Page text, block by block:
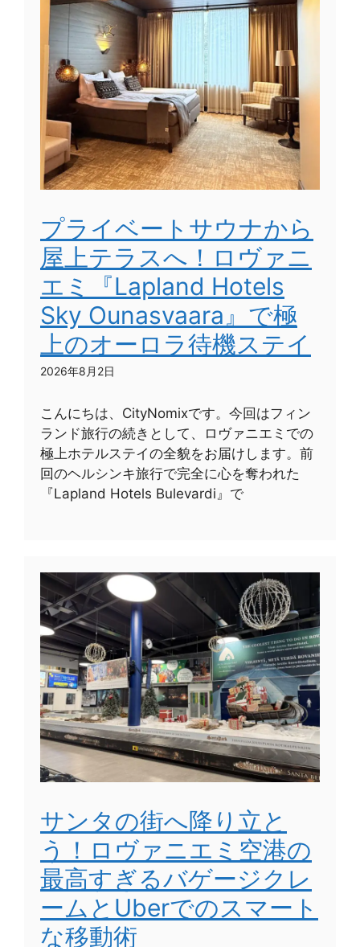
プライベートサウナから
屋上テラスへ！ロヴァニ
エミ『Lapland Hotels
Sky Ounasvaara』で極
上のオーロラ待機ステイ
2026年8月2日
こんにちは、CityNomixです。今回はフィン
ランド旅行の続きとして、ロヴァニエミでの
極上ホテルステイの全貌をお届けします。前
回のヘルシンキ旅行で完全に心を奪われた
『Lapland Hotels Bulevardi』で
サンタの街へ降り立と
う！ロヴァニエミ空港の
最高すぎるバゲージクレ
ームとUberでのスマート
な移動術